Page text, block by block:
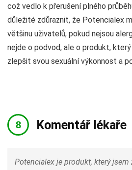
což vedlo k přerušení plného
důležité zdůraznit, že Potencialex
většinu uživatelů, pokud nejsou
nejde o podvod, ale o produkt,
zlepšit svou sexuální výkonnost a
Komentář lékaře
Potencialex je produkt, který